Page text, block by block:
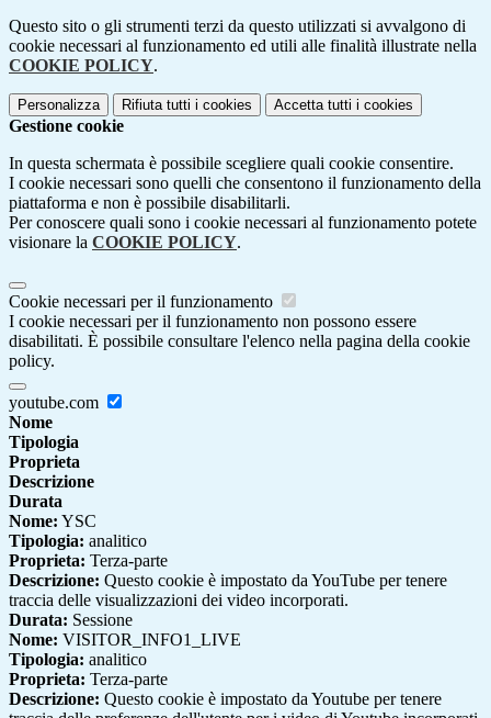
Questo sito o gli strumenti terzi da questo utilizzati si avvalgono di
cookie necessari al funzionamento ed utili alle finalità illustrate nella
COOKIE POLICY.
Personalizza Rifiuta tutti i cookies Accetta tutti i cookies
Gestione cookie
In questa schermata è possibile scegliere quali cookie consentire.
I cookie necessari sono quelli che consentono il funzionamento della
piattaforma e non è possibile disabilitarli.
Per conoscere quali sono i cookie necessari al funzionamento potete
visionare la COOKIE POLICY.
Cookie necessari per il funzionamento
I cookie necessari per il funzionamento non possono essere
disabilitati. È possibile consultare l'elenco nella pagina della cookie
policy.
youtube.com
Nome
Tipologia
Proprieta
Descrizione
Durata
Nome: YSC
Tipologia: analitico
Proprieta: Terza-parte
Descrizione: Questo cookie è impostato da YouTube per tenere
traccia delle visualizzazioni dei video incorporati.
Durata: Sessione
Nome: VISITOR_INFO1_LIVE
Tipologia: analitico
Proprieta: Terza-parte
Descrizione: Questo cookie è impostato da Youtube per tenere